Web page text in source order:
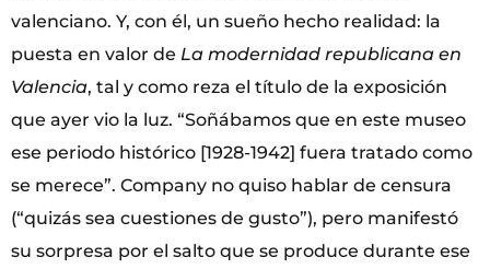
valenciano. Y, con él, un sueño hecho realidad: la
puesta en valor de La modernidad republicana en
Valencia, tal y como reza el título de la exposición
que ayer vio la luz. “Soñábamos que en este museo
ese periodo histórico [1928-1942] fuera tratado como
se merece”. Company no quiso hablar de censura
(“quizás sea cuestiones de gusto”), pero manifestó
su sorpresa por el salto que se produce durante ese